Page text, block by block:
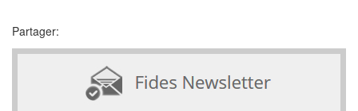
Partager: